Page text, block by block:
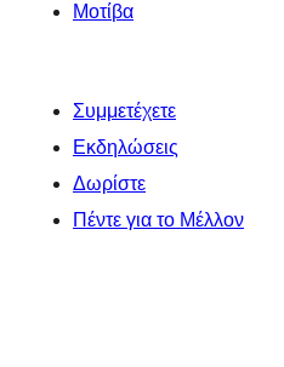
Μοτίβα
Συμμετέχετε
Εκδηλώσεις
Δωρίστε
Πέντε για το Μέλλον